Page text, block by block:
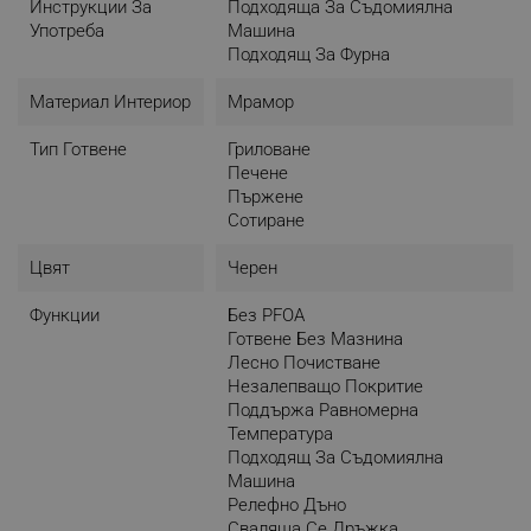
Инструкции За
Употреба
Подходяща За Съдомиялна
Машина
Подходящ За Фурна
Материал Интериор Мрамор
Тип Готвене
Гриловане
Печене
Пържене
Сотиране
Цвят Черен
Функции
Без PFOA
Готвене Без Мазнина
Лесно Почистване
Незалепващо Покритие
Поддържа Равномерна
Температура
Подходящ За Съдомиялна
Машина
Релефно Дъно